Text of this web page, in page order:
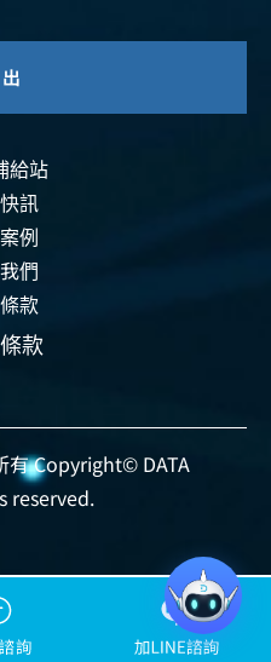
給站
訊
例
們
款
款
有 Copyright© DATA
reserved.
智能運維
事中偵測 事後復原